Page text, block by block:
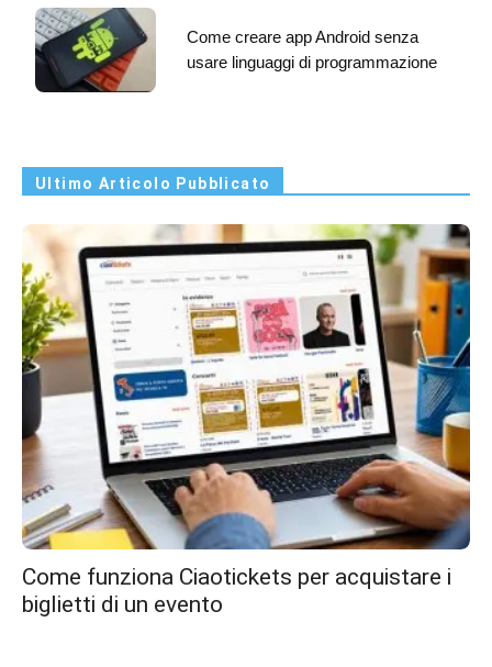
Come creare app Android senza
usare linguaggi di programmazione
Ultimo Articolo Pubblicato
Come funziona Ciaotickets per acquistare i
biglietti di un evento